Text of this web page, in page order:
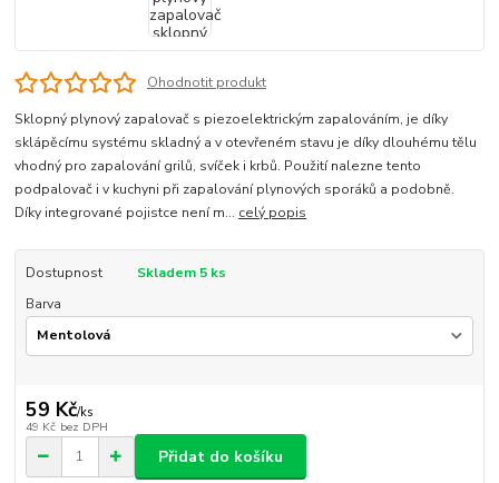
Ohodnotit produkt
Sklopný plynový zapalovač s piezoelektrickým zapalováním, je díky
sklápěcímu systému skladný a v otevřeném stavu je díky dlouhému tělu
vhodný pro zapalování grilů, svíček i krbů. Použití nalezne tento
podpalovač i v kuchyni při zapalování plynových sporáků a podobně.
Díky integrované pojistce není m... celý popis
Dostupnost
Skladem 5 ks
Barva
59 Kč/ks
49 Kč bez DPH
Přidat do košíku